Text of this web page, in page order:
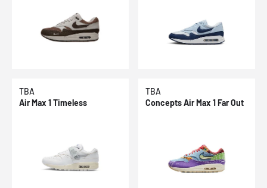
TBA
Air Max 1 Timeless
TBA
Concepts Air Max 1 Far Out